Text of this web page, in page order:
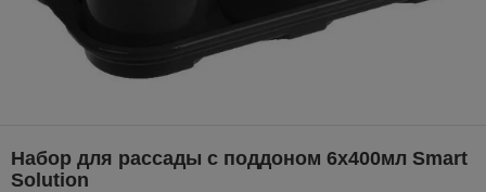
Набор для рассады с поддоном 6х400мл Smart
Solution